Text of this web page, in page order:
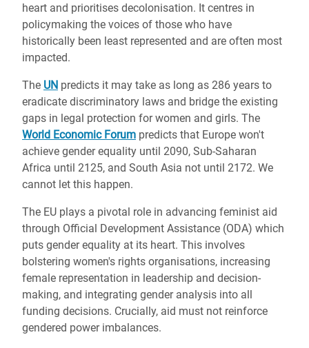
heart and prioritises decolonisation. It centres in
policymaking the voices of those who have
historically been least represented and are often most
impacted.
The UN predicts it may take as long as 286 years to
eradicate discriminatory laws and bridge the existing
gaps in legal protection for women and girls. The
World Economic Forum predicts that Europe won't
achieve gender equality until 2090, Sub-Saharan
Africa until 2125, and South Asia not until 2172. We
cannot let this happen.
The EU plays a pivotal role in advancing feminist aid
through Official Development Assistance (ODA) which
puts gender equality at its heart. This involves
bolstering women's rights organisations, increasing
female representation in leadership and decision-
making, and integrating gender analysis into all
funding decisions. Crucially, aid must not reinforce
gendered power imbalances.